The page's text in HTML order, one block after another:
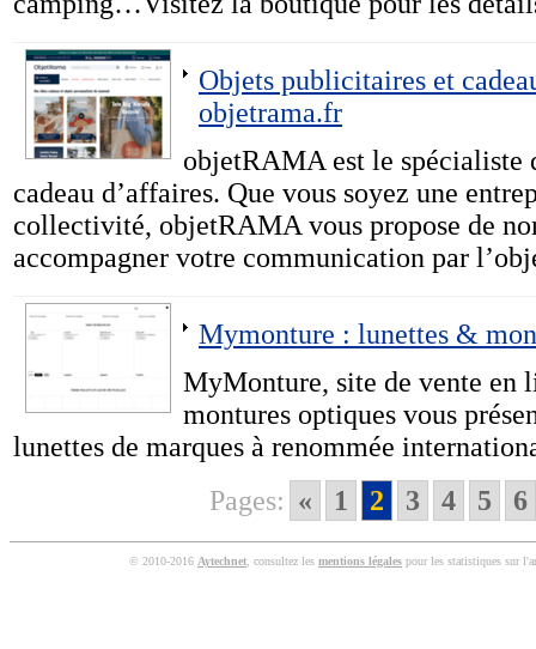
Objets publicitaires et
objetrama.fr
objetRAMA est le spécialiste
cadeau d’affaires. Que vous soyez une
collectivité, objetRAMA vous propose de
accompagner votre communication par
Mymonture : lunettes &
MyMonture, site de vente en
montures optiques vous
lunettes de marques à renommée
Pages: « 1 2 3 4 5 6
© 2010-2016 Aytechnet , consultez les mentions légales pour les statistiques sur